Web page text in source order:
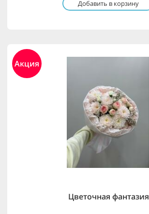
Добавить в корзину
Акция
Цветочная фантазия